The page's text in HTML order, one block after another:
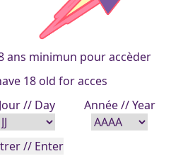
ans minimun pour accèder
18 old for acces
Jour // Day Année // Year